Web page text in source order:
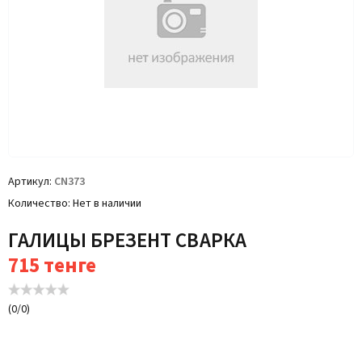
Артикул CN373
Количество Нет в наличии
ГАЛИЦЫ БРЕЗЕНТ СВАРКА
715тенге
(0/0)